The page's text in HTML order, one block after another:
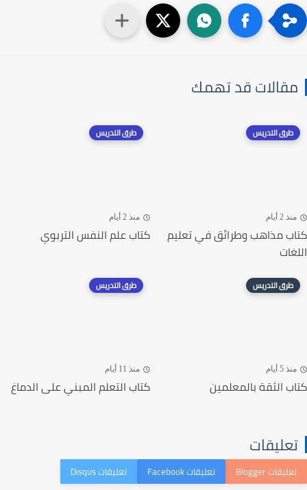
مقالات قد تهمك
طرق التدريس
منذ 2 أيام
كتاب مذاهب وطرائق في تعليم
اللغات
طرق التدريس
منذ 2 أيام
كتاب علم النفس التربوي
طرق التدريس
منذ 5 أيام
كتاب الثقة بالمعلمين
طرق التدريس
منذ 11 أيام
كتاب التعلم المبني على الدماغ
تعليقات